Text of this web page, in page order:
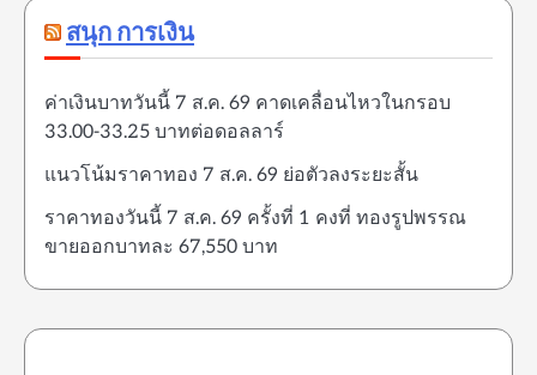
สนุก การเงิน
ค่าเงินบาทวันนี้ 7 ส.ค. 69 คาดเคลื่อนไหวในกรอบ
33.00-33.25 บาทต่อดอลลาร์
แนวโน้มราคาทอง 7 ส.ค. 69 ย่อตัวลงระยะสั้น
ราคาทองวันนี้ 7 ส.ค. 69 ครั้งที่ 1 คงที่ ทองรูปพรรณ
ขายออกบาทละ 67,550 บาท